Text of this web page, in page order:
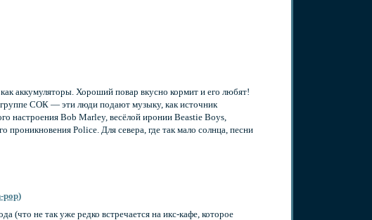
аккумуляторы. Хороший повар вкусно кормит и его любят!
СОК — эти люди подают музыку, как источник
настроения Bob Marley, весёлой иронии Beastie Boys,
проникновения Police. Для севера, где так мало солнца, песни
pop)
(что не так уже редко встречается на икс-кафе , которое